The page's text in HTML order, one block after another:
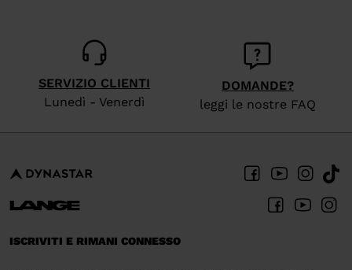
United
States.
SERVIZIO CLIENTI
Lunedì - Venerdì
DOMANDE?
leggi le nostre FAQ
ISCRIVITI E RIMANI CONNESSO